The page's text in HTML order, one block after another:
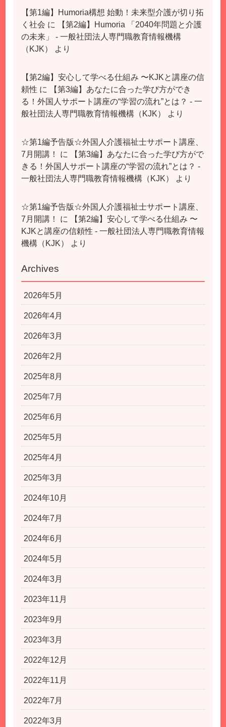
【第1編】Humoria構想 始動！未来型介護が切り拓
く社会 に
【第2編】Humoria 「2040年問題と介護
の未来」 - 一般社団法人専門職教育情報機構
（KJK）
より
【第2編】安心して学べる仕組み 〜KJKと講座の信
頼性 に
【第3編】あなたに合った学び方ができ
る！外国人サポート講座の“学習の流れ”とは？ - 一
般社団法人専門職教育情報機構（KJK）
より
☆第1編予告版☆外国人介護福祉士サポート講座、
7月開講！
に
【第3編】あなたに合った学び方がで
きる！外国人サポート講座の“学習の流れ”とは？ -
一般社団法人専門職教育情報機構（KJK）
より
☆第1編予告版☆外国人介護福祉士サポート講座、
7月開講！
に
【第2編】安心して学べる仕組み 〜
KJKと講座の信頼性 - 一般社団法人専門職教育情報
機構（KJK）
より
Archives
2026年5月
2026年4月
2026年3月
2026年2月
2025年8月
2025年7月
2025年6月
2025年5月
2025年4月
2025年3月
2024年10月
2024年7月
2024年6月
2024年5月
2024年3月
2023年11月
2023年9月
2023年3月
2022年12月
2022年11月
2022年7月
2022年3月